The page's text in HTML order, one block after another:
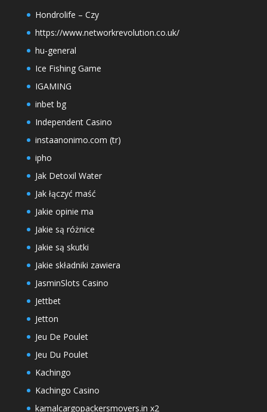
Hondrolife – Czy
https://www.networkrevolution.co.uk/
hu-general
Ice Fishing Game
IGAMING
inbet bg
Independent Casino
instaanonimo.com (tr)
ipho
Jak Detoxil Water
Jak łączyć maść
Jakie opinie ma
Jakie są różnice
Jakie są skutki
Jakie składniki zawiera
JasminSlots Casino
Jettbet
Jetton
Jeu De Poulet
Jeu Du Poulet
Kachingo
Kachingo Casino
kamalcargopackersmovers.in x2